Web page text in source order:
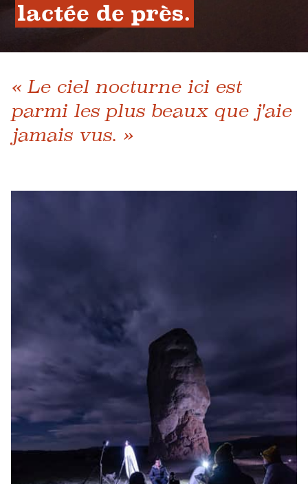
lactée de près.
« Le ciel nocturne ici est
parmi les plus beaux que j'aie
jamais vus. »